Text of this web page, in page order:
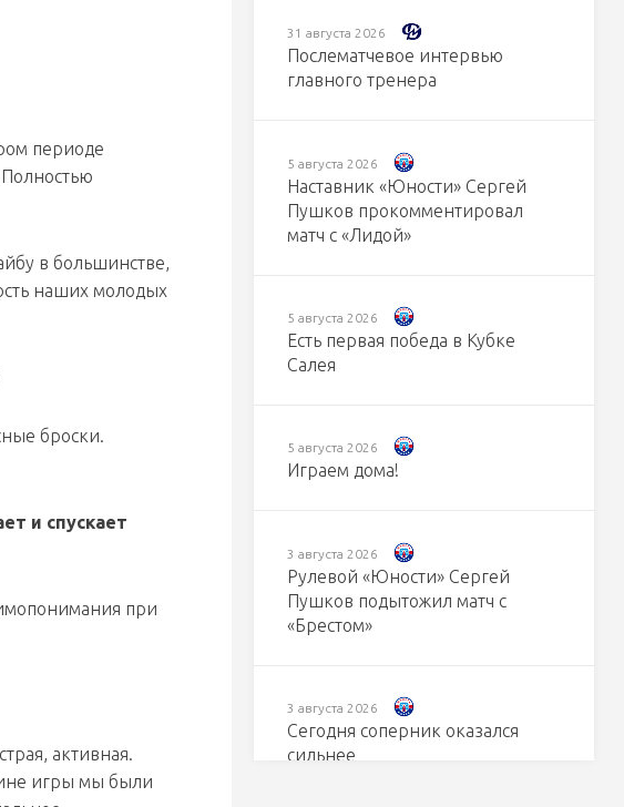
периоде
в большинстве,
наших молодых
броски.
и спускает
при
активная.
игры мы были
31 августа 2026
Послематчевое интервью
главного тренера
5 августа 2026
Наставник «Юности» Сергей
Пушков прокомментировал
матч с «Лидой»
5 августа 2026
Есть первая победа в Кубке
Салея
5 августа 2026
Играем дома!
3 августа 2026
Рулевой «Юности» Сергей
Пушков подытожил матч с
«Брестом»
3 августа 2026
Сегодня соперник оказался
сильнее